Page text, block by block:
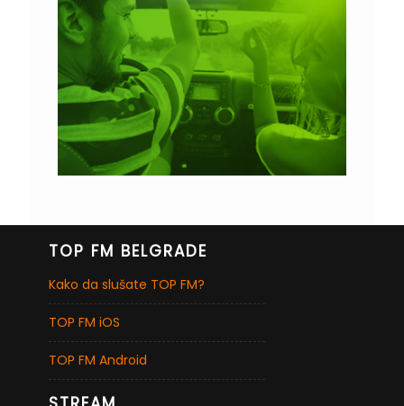
TOP FM BELGRADE
Kako da slušate TOP FM?
TOP FM iOS
TOP FM Android